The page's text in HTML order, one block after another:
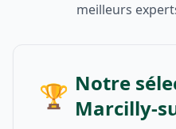
meilleurs
🏆 Notre
Marcilly-